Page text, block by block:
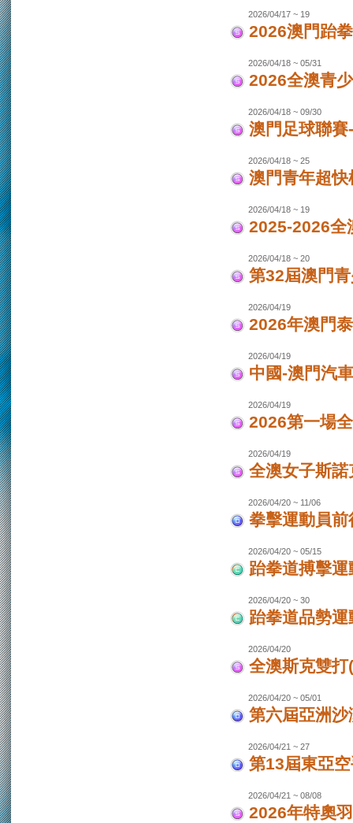
2026/04/17 ~ 19
2026澳門跆
2026/04/18 ~ 05/31
2026全澳青
2026/04/18 ~ 09/30
澳門足球聯
2026/04/18 ~ 25
澳門青年超快
2026/04/18 ~ 19
2025-2026全
2026/04/18 ~ 20
第32屆澳門
2026/04/19
2026年澳門
2026/04/19
中國-澳門汽
2026/04/19
2026第一場
2026/04/19
全澳女子斯諾
2026/04/20 ~ 11/06
拳擊運動員
2026/04/20 ~ 05/15
跆拳道搏擊
2026/04/20 ~ 30
跆拳道品勢
2026/04/20
全澳斯克雙
2026/04/20 ~ 05/01
第六屆亞洲
2026/04/21 ~ 27
第13屆東亞
2026/04/21 ~ 08/08
2026年特奧